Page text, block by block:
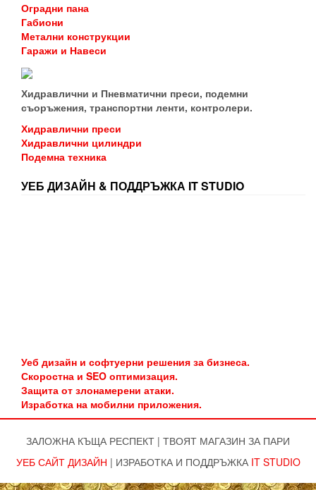
Оградни пана
Габиони
Метални конструкции
Гаражи и Навеси
Хидравлични и Пневматични преси, подемни
съоръжения, транспортни ленти, контролери.
Хидравлични преси
Хидравлични цилиндри
Подемна техника
УЕБ ДИЗАЙН & ПОДДРЪЖКА IT STUDIO
Уеб дизайн и софтуерни решения за бизнеса.
Скоростна и SEO оптимизация.
Защита от злонамерени атаки.
Изработка на мобилни приложения.
ЗАЛОЖНА КЪЩА РЕСПЕКТ | ТВОЯТ МАГАЗИН ЗА ПАРИ
УЕБ САЙТ ДИЗАЙН | ИЗРАБОТКА И ПОДДРЪЖКА IT STUDIO